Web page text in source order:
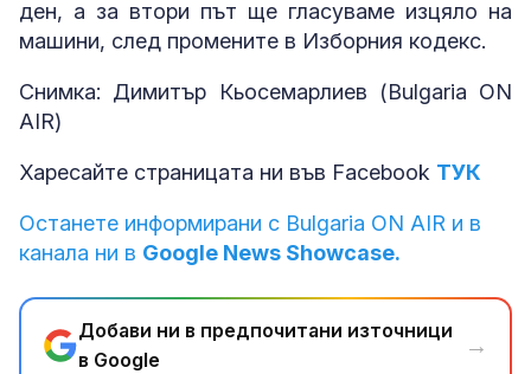
ден, а за втори път ще гласуваме изцяло на
машини, след промените в Изборния кодекс.
Снимка: Димитър Кьосемарлиев (Bulgaria ON
AIR)
Харесайте страницата ни във Facebook ТУК
Останете информирани с Bulgaria ON AIR и в
канала ни в Google News Showcase.
Добави ни в предпочитани източници
в Google
→